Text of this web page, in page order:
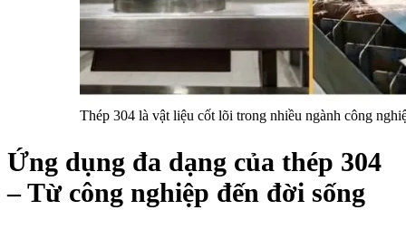
Thép 304 là vật liệu cốt lõi trong nhiều ngành công
Ứng dụng đa dạng của thép 304
– Từ công nghiệp đến đời sống